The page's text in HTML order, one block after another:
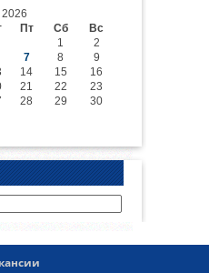
2026
Пт Сб
Вс
1
2
7 8
9
14 15
16
21 22
23
28 29
30